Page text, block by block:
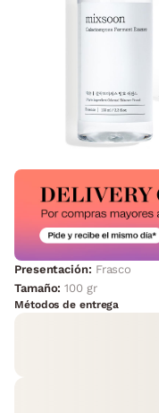
Presentación: Frasco
Tamaño:100 gr
Métodos de entrega